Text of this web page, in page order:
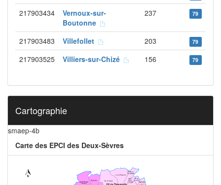
217903434
Vernoux-sur-
Boutonne
237 79
217903483 Villefollet 203 79
217903525 Villiers-sur-Chizé 156 79
Cartographie
smaep-4b
Carte des EPCI des Deux-Sèvres